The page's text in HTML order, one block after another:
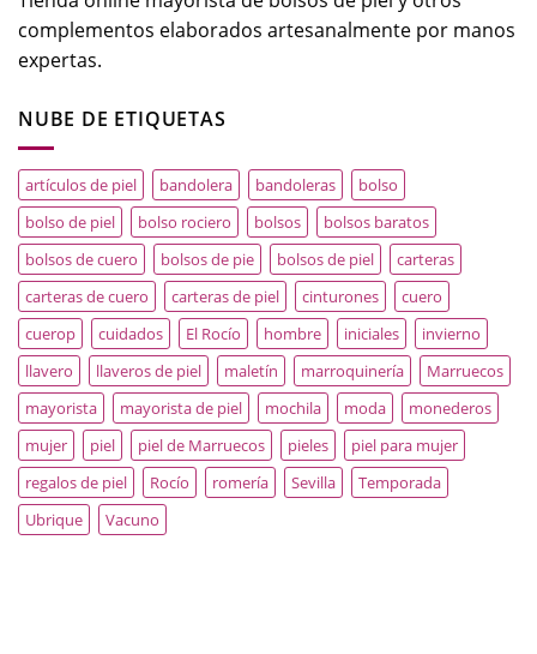
complementos elaborados artesanalmente por manos
expertas.
NUBE DE ETIQUETAS
artículos de piel bandolera bandoleras
bolso
bolso de piel
bolso rociero bolsos
bolsos baratos
bolsos de cuero
bolsos de pie bolsos de piel
carteras
carteras de cuero
carteras de piel cinturones
cuero
cuerop
cuidados El Rocío hombre iniciales
invierno
llavero
llaveros de piel maletín marroquinería
Marruecos
mayorista
mayorista de piel mochila moda
monederos
mujer
piel piel de Marruecos pieles
piel para mujer
regalos de piel
Rocío romería Sevilla
Temporada
Ubrique
Vacuno